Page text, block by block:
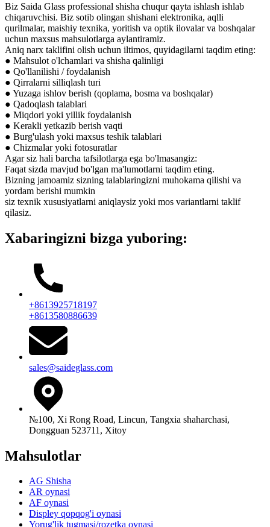
Biz Saida Glass professional shisha chuqur qayta ishlash ishlab
chiqaruvchisi. Biz sotib olingan shishani elektronika, aqlli
qurilmalar, maishiy texnika, yoritish va optik ilovalar va boshqalar
uchun maxsus mahsulotlarga aylantiramiz.
Aniq narx taklifini olish uchun iltimos, quyidagilarni taqdim eting:
● Mahsulot o'lchamlari va shisha qalinligi
● Qo'llanilishi / foydalanish
● Qirralarni silliqlash turi
● Yuzaga ishlov berish (qoplama, bosma va boshqalar)
● Qadoqlash talablari
● Miqdori yoki yillik foydalanish
● Kerakli yetkazib berish vaqti
● Burg'ulash yoki maxsus teshik talablari
● Chizmalar yoki fotosuratlar
Agar siz hali barcha tafsilotlarga ega bo'lmasangiz:
Faqat sizda mavjud bo'lgan ma'lumotlarni taqdim eting.
Bizning jamoamiz sizning talablaringizni muhokama qilishi va
yordam berishi mumkin
siz texnik xususiyatlarni aniqlaysiz yoki mos variantlarni taklif
qilasiz.
Xabaringizni bizga yuboring:
+8613925718197
+8613580886639
sales@saideglass.com
№100, Xi Rong Road, Lincun, Tangxia shaharchasi,
Dongguan 523711, Xitoy
Mahsulotlar
AG Shisha
AR oynasi
AF oynasi
Displey qopqog'i oynasi
Yorug'lik tugmasi/rozetka oynasi